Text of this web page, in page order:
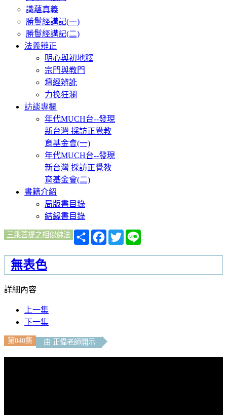
識蘊真義
勝鬘經講記(一)
勝鬘經講記(二)
法義辨正
明心與初地釋
宗門與教門
壇經辨訛
力挽狂瀾
訪談專欄
年代MUCH台--發現
新台灣 採訪正覺教
育基金會(一)
年代MUCH台--發現
新台灣 採訪正覺教
育基金會(二)
書籍介紹
局版書目錄
結緣書目錄
三乘菩提之相似佛法
分
享
Facebook
Twitter
無表色
詳細內容
上一集
下一集
第040集 由 正偉老師開示